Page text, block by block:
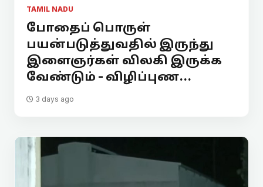
TAMIL NADU
போதைப் பொருள்
பயன்படுத்துவதில் இருந்து
இளைஞர்கள் விலகி இருக்க
வேண்டும் - விழிப்புண...
3 days ago